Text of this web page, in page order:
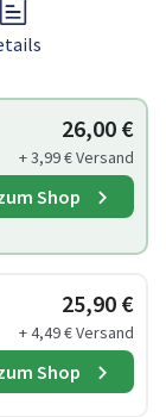
26,00 €
+ 3,99 € Versand
Shop
25,90 €
+ 4,49 € Versand
Shop